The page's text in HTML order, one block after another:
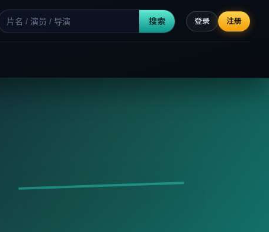
搜索 登录 注册